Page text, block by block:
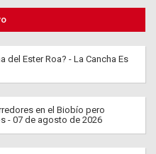
del Ester Roa? - La Cancha Es
en el Biobío pero
- 07 de agosto de 2026